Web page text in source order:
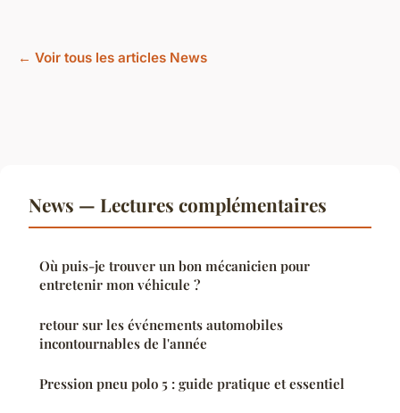
← Voir tous les articles News
News — Lectures complémentaires
Où puis-je trouver un bon mécanicien pour
entretenir mon véhicule ?
retour sur les événements automobiles
incontournables de l'année
Pression pneu polo 5 : guide pratique et essentiel